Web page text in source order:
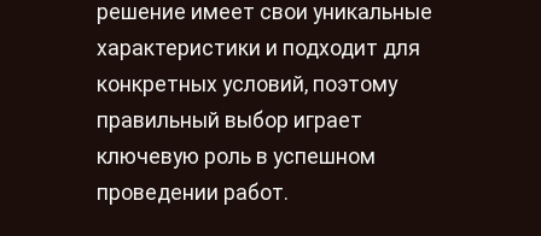
решение имеет свои уникальные
характеристики и подходит для
конкретных условий, поэтому
правильный выбор играет
ключевую роль в успешном
проведении работ.